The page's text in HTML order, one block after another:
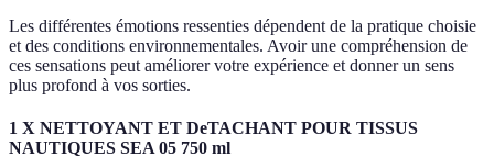
Les différentes émotions ressenties dépendent de la pratique choisie
et des conditions environnementales. Avoir une compréhension de
ces sensations peut améliorer votre expérience et donner un sens
plus profond à vos sorties.
1 X NETTOYANT ET DeTACHANT POUR TISSUS
NAUTIQUES SEA 05 750 ml